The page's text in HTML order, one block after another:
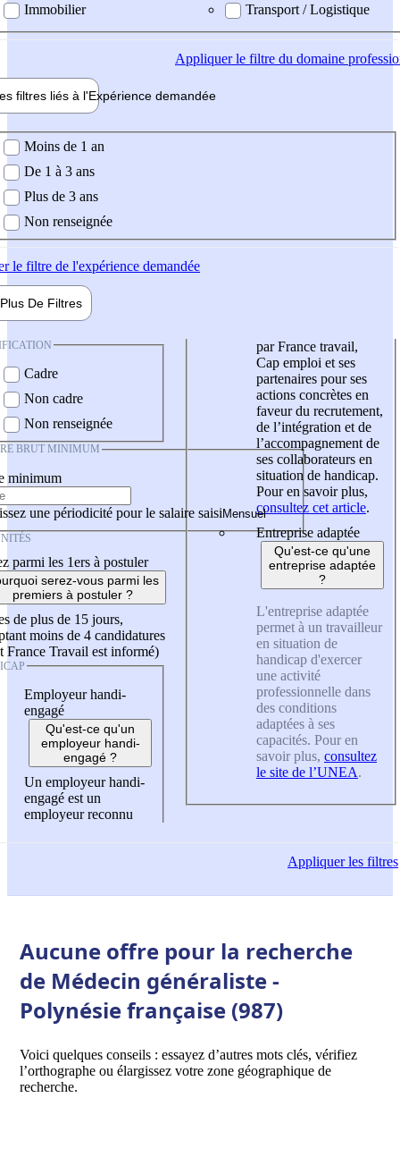
Immobilier
Transport / Logistique
Appliquerle filtre du domaine
filtres liés à l'Expérience demandée
demandée
Moins de 1 an
De 1 à 3 ans
Plus de 3 ans
Non renseignée
le filtre de l'expérience demandée
Plus De Filtres
Cadre
Non cadre
Non renseignée
BRUT MINIMUM
minimum
une périodicité pour le salaire saisi
parmi les 1ers à postuler
serez-vous parmi les
premiers à postuler ?
de plus de 15 jours,
moins de 4 candidatures
France Travail est informé)
Employeur handi-
engagé
Qu'est-ce qu'un
employeur handi-
engagé ?
Un employeur handi-
engagé est un
employeur reconnu
par France travail,
Cap emploi et ses
partenaires pour ses
actions concrètes en
faveur du recrutement,
de l’intégration et de
l’accompagnement de
ses collaborateurs en
situation de handicap.
Pour en savoir plus,
consultez cet article.
Entreprise adaptée
Qu'est-ce qu'une
entreprise adaptée
?
L'entreprise adaptée
permet à un travailleur
en situation de
handicap d'exercer
une activité
professionnelle dans
des conditions
adaptées à ses
capacités. Pour en
savoir plus, consultez
le site de l’UNEA.
Appliquerles filtres
Aucune offre pour la recherche
de Médecin généraliste -
Polynésie française (987)
Voici quelques conseils : essayez d’autres mots clés, vérifiez
l’orthographe ou élargissez votre zone géographique de
recherche.